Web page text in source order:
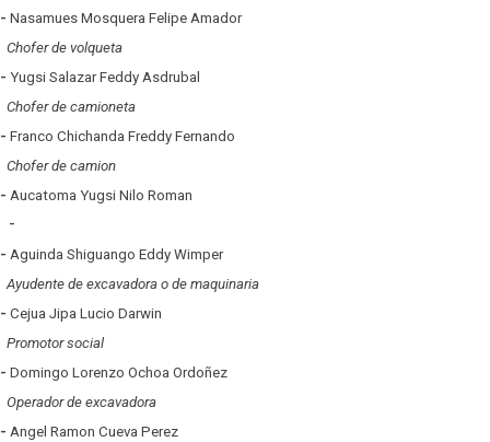
- Nasamues Mosquera Felipe Amador
Chofer de volqueta
- Yugsi Salazar Feddy Asdrubal
Chofer de camioneta
- Franco Chichanda Freddy Fernando
Chofer de camion
- Aucatoma Yugsi Nilo Roman
-
- Aguinda Shiguango Eddy Wimper
Ayudente de excavadora o de maquinaria
- Cejua Jipa Lucio Darwin
Promotor social
- Domingo Lorenzo Ochoa Ordoñez
Operador de excavadora
- Angel Ramon Cueva Perez